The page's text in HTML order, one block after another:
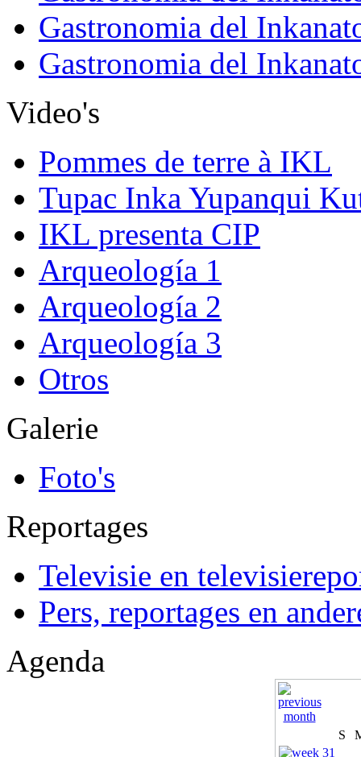
Gastronomia del
Gastronomia del
Video's
Pommes de terre à IKL
Tupac Inka Yupanqui
IKL presenta CIP
Arqueología 1
Arqueología 2
Arqueología 3
Otros
Galerie
Foto's
Reportages
Televisie en
Pers, reportages en
Agenda
S